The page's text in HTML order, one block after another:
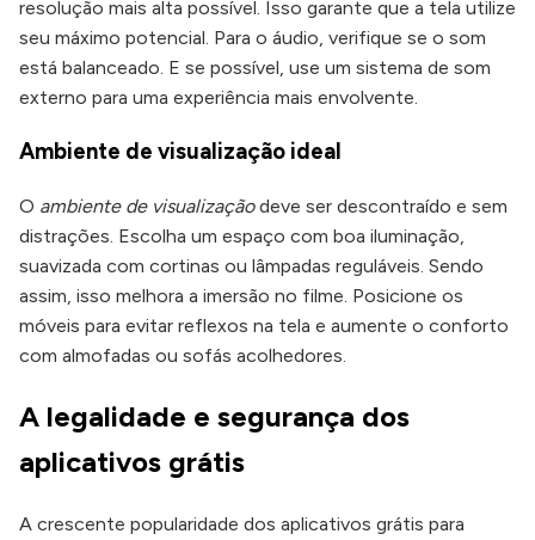
resolução mais alta possível. Isso garante que a tela utilize
seu máximo potencial. Para o áudio, verifique se o som
está balanceado. E se possível, use um sistema de som
externo para uma experiência mais envolvente.
Ambiente de visualização ideal
O ambiente de visualizaçãodeve ser descontraído e sem
distrações. Escolha um espaço com boa iluminação,
suavizada com cortinas ou lâmpadas reguláveis. Sendo
assim, isso melhora a imersão no filme. Posicione os
móveis para evitar reflexos na tela e aumente o conforto
com almofadas ou sofás acolhedores.
A legalidade e segurança dos
aplicativos grátis
A crescente popularidade dos aplicativos grátis para